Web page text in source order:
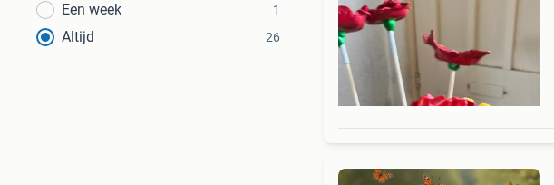
Een week 1
Altijd 26